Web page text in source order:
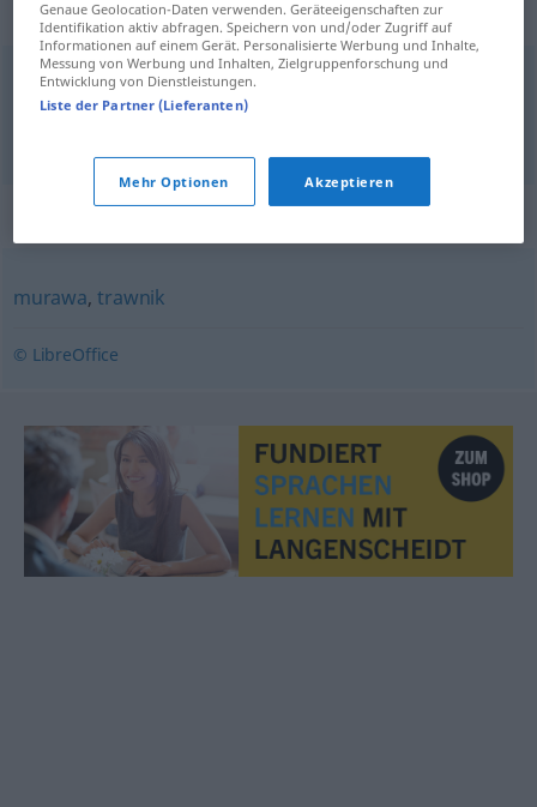
Beispielsätze für "trawa"
trawa cytrynowa f
Synonyme für "trawa"
murawa,trawnik
© LibreOffice
Genaue Geolocation-Daten verwenden. Geräteeigenschaften zur
Identifikation aktiv abfragen. Speichern von und/oder Zugriff auf
Informationen auf einem Gerät. Personalisierte Werbung und Inhalte,
Messung von Werbung und Inhalten, Zielgruppenforschung und
Entwicklung von Dienstleistungen.
Liste der Partner (Lieferanten)
Mehr Optionen Akzeptieren